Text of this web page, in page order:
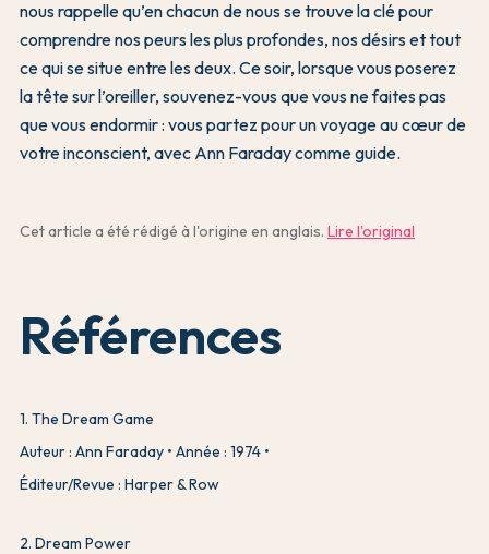
nous rappelle qu’en chacun de nous se trouve la clé pour
comprendre nos peurs les plus profondes, nos désirs et tout
ce qui se situe entre les deux. Ce soir, lorsque vous poserez
la tête sur l’oreiller, souvenez-vous que vous ne faites pas
que vous endormir : vous partez pour un voyage au cœur de
votre inconscient, avec Ann Faraday comme guide.
Cet article a été rédigé à l'origine en anglais. Lire l'original
Références
1. The Dream Game
Auteur : Ann Faraday
Année : 1974
Éditeur/Revue : Harper & Row
2. Dream Power